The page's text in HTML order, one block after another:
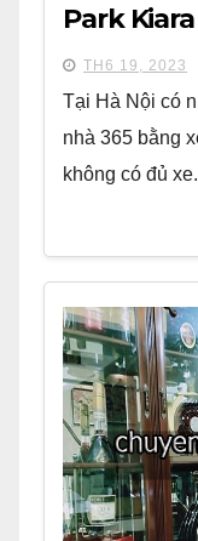
Park
TH6 19, 2023
Tại Hà Nội có
nhà 365 bằng
không có đủ